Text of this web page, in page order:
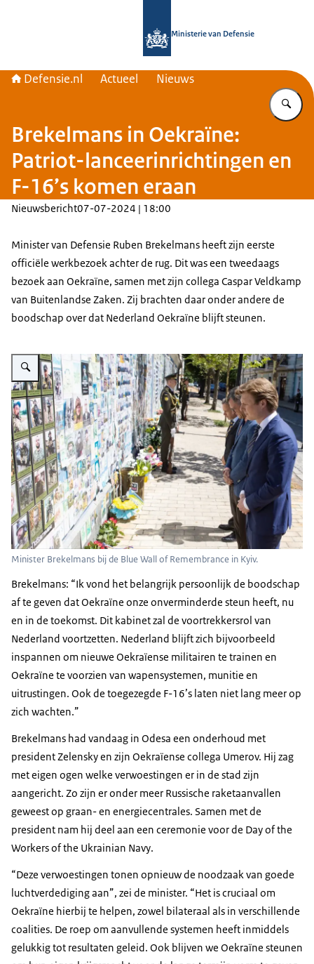
Ministerie van Defensie
Defensie.nl Actueel Nieuws
Brekelmans in Oekraïne:
Patriot-lanceerinrichtingen en
F-16’s komen eraan
Nieuwsbericht07-07-2024 | 18:00
Minister van Defensie Ruben Brekelmans heeft zijn eerste
officiële werkbezoek achter de rug. Dit was een tweedaags
bezoek aan Oekraïne, samen met zijn collega Caspar Veldkamp
van Buitenlandse Zaken. Zij brachten daar onder andere de
boodschap over dat Nederland Oekraïne blijft steunen.
Vergroot afbeelding Minister Brekelmans bij een herinneringsmuur met
Minister Brekelmans bij de Blue Wall of Remembrance in Kyiv.
Brekelmans: “Ik vond het belangrijk persoonlijk de boodschap
af te geven dat Oekraïne onze onverminderde steun heeft, nu
en in de toekomst. Dit kabinet zal de voortrekkersrol van
Nederland voortzetten. Nederland blijft zich bijvoorbeeld
inspannen om nieuwe Oekraïense militairen te trainen en
Oekraïne te voorzien van wapensystemen, munitie en
uitrustingen. Ook de toegezegde F-16’s laten niet lang meer op
zich wachten.”
Brekelmans had vandaag in Odesa een onderhoud met
president Zelensky en zijn Oekraïense collega Umerov. Hij zag
met eigen ogen welke verwoestingen er in de stad zijn
aangericht. Zo zijn er onder meer Russische raketaanvallen
geweest op graan- en energiecentrales. Samen met de
president nam hij deel aan een ceremonie voor de Day of the
Workers of the Ukrainian Navy.
“Deze verwoestingen tonen opnieuw de noodzaak van goede
luchtverdediging aan”, zei de minister. “Het is cruciaal om
Oekraïne hierbij te helpen, zowel bilateraal als in verschillende
coalities. De roep om aanvullende systemen heeft inmiddels
gelukkig tot resultaten geleid. Ook blijven we Oekraïne steunen